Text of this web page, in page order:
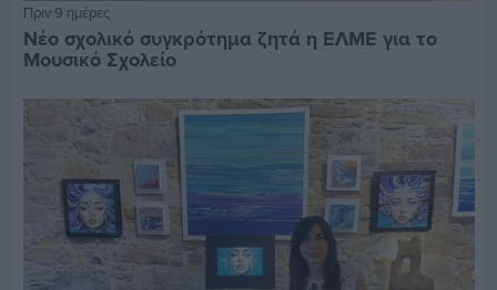
Πριν 9 ημέρες
Νέο σχολικό συγκρότημα ζητά η ΕΛΜΕ για το
Μουσικό Σχολείο